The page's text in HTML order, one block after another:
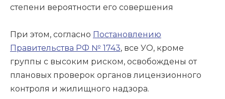
степени вероятности его совершения
При этом, согласно Постановлению
Правительства РФ № 1743, все УО, кроме
группы с высоким риском, освобождены от
плановых проверок органов лицензионного
контроля и жилищного надзора.